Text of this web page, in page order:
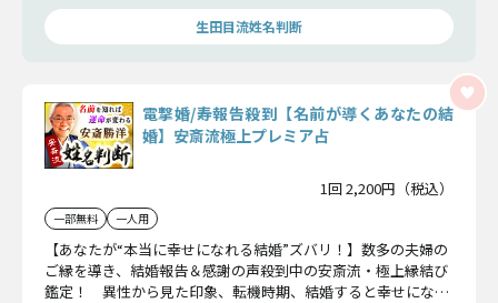
生田目流姓名判断
電撃婚/寿報告殺到【名前が導くあなたの結
婚】安斎流極上プレミア占
1回 2,200円（税込）
一部無料 一人用
【あなたが“本当に幸せになれる結婚”ズバリ！】数多の夫婦の
ご縁を導き、結婚報告＆感謝の声殺到中の安斎流・極上縁結び
鑑定！ 異性から見た印象、転機時期、結婚すると幸せになれ